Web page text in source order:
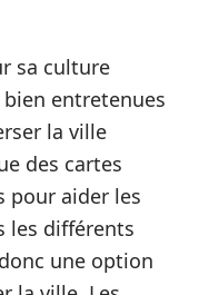
sa culture
entretenues
la ville
des cartes
pour aider les
les différents
une option